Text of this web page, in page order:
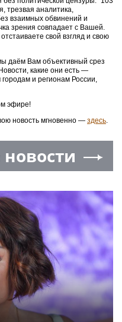
трезвая аналитика,
взаимных обвинений и
зрения совпадает с Вашей.
свой взгляд и свою
даём Вам объективный срез
какие они есть —
и регионам России,
эфире!
новость мгновенно — здесь.